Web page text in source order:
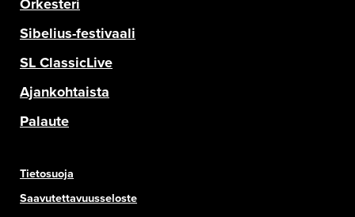
Sibelius-festivaali
SL ClassicLive
Ajankohtaista
Palaute
Tietosuoja
Saavutettavuusseloste